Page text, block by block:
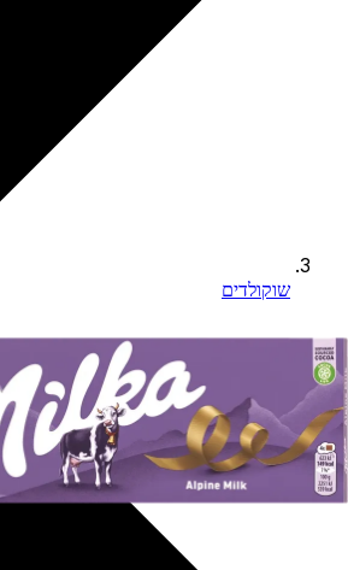
שוקולדים